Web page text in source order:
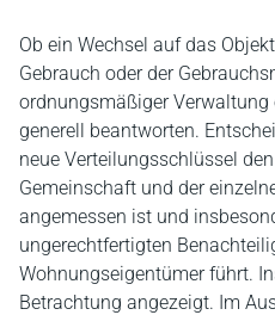
Ob ein Wechsel auf das
Gebrauch oder der
ordnungsmäßiger
generell beantworten.
neue Verteilungsschlüssel
Gemeinschaft und der
angemessen ist und
ungerechtfertigten
Wohnungseigentümer führt.
Betrachtung angezeigt. Im